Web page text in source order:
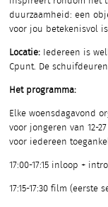
duurzaamheid: een
voor jou betekenisvol
Locatie: Iedereen is
Cpunt. De
Het programma:
Elke woensdagavond
voor jongeren van 12-
voor iedereen
17:00-17:15 inloop + intro
17:15-17:30 film (eerste